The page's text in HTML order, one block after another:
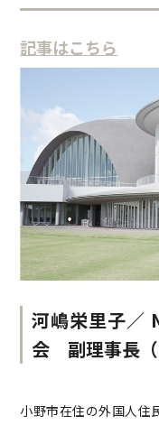
記事はこちら
河嶋栄里子／
会 副理事長（
小野市在住の外国人住